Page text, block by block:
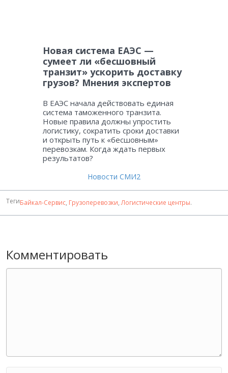
Новая система ЕАЭС —
сумеет ли «бесшовный
транзит» ускорить доставку
грузов? Мнения экспертов
В ЕАЭС начала действовать единая
система таможенного транзита.
Новые правила должны упростить
логистику, сократить сроки доставки
и открыть путь к «бесшовным»
перевозкам. Когда ждать первых
результатов?
Новости СМИ2
ТегиБайкал-Сервис, Грузоперевозки,Логистические центры.
Комментировать